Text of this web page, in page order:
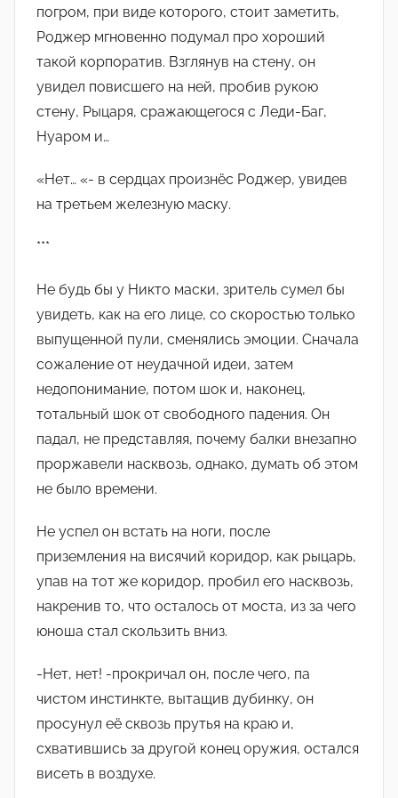
погром, при виде которого, стоит заметить,
Роджер мгновенно подумал про хороший
такой корпоратив. Взглянув на стену, он
увидел повисшего на ней, пробив рукою
стену, Рыцаря, сражающегося с Леди-Баг,
Нуаром и…
«Нет… «- в сердцах произнëс Роджер, увидев
на третьем железную маску.
***
Не будь бы у Никто маски, зритель сумел бы
увидеть, как на его лице, со скоростью только
выпущенной пули, сменялись эмоции. Сначала
сожаление от неудачной идеи, затем
недопонимание, потом шок и, наконец,
тотальный шок от свободного падения. Он
падал, не представляя, почему балки внезапно
проржавели насквозь, однако, думать об этом
не было времени.
Не успел он встать на ноги, после
приземления на висячий коридор, как рыцарь,
упав на тот же коридор, пробил его насквозь,
накренив то, что осталось от моста, из за чего
юноша стал скользить вниз.
-Нет, нет! -прокричал он, после чего, па
чистом инстинкте, вытащив дубинку, он
просунул еë сквозь прутья на краю и,
схватившись за другой конец оружия, остался
висеть в воздухе.